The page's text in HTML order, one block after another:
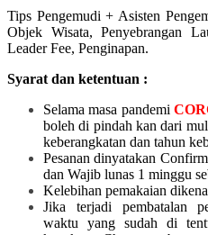
Tips Pengemudi + Asisten
Objek Wisata, Penyebrangan
Leader Fee, Penginapan.
Syarat dan ketentuan :
Selama masa pandemi
boleh di pindah kan dari
keberangkatan dan tahun
Pesanan dinyatakan
dan Wajib lunas 1 minggu
Kelebihan pemakaian
Jika terjadi pembatalan
waktu yang sudah di